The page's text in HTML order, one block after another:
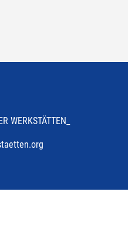
WERKSTÄTTEN_